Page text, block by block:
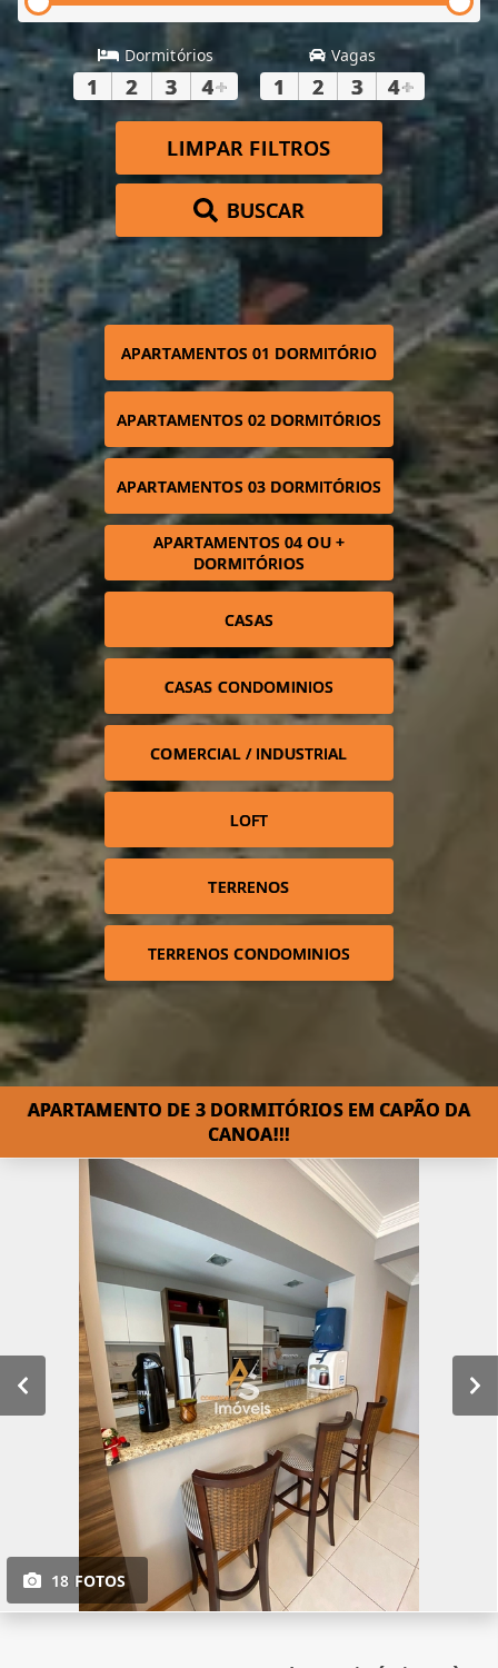
Dormitórios
1 2 3 4+
Vagas
1 2 3 4+
LIMPAR FILTROS
BUSCAR
APARTAMENTOS 01 DORMITÓRIO
APARTAMENTOS 02 DORMITÓRIOS
APARTAMENTOS 03 DORMITÓRIOS
APARTAMENTOS 04 OU +
DORMITÓRIOS
CASAS
CASAS CONDOMINIOS
COMERCIAL / INDUSTRIAL
LOFT
TERRENOS
TERRENOS CONDOMINIOS
APARTAMENTO DE 3 DORMITÓRIOS EM CAPÃO DA
CANOA!!!
18 FOTOS